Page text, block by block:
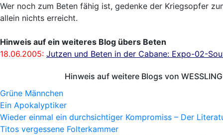
Wer noch zum Beten fähig ist, gedenke der Kriegsopfer
allein nichts erreicht.
Hinweis auf ein weiteres Blog übers Beten
18.06.2005: Jutzen und Beten in der Cabane: Expo-02-
Hinweis auf weitere Blogs von
Grüne Männchen
Ein Apokalyptiker
Wieder einmal ein durchsichtiger Kompromiss – Der
Titos vergessene Folterkammer